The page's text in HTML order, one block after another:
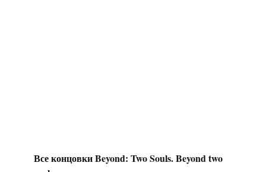
Все концовки Beyond: Two Souls. Beyond two